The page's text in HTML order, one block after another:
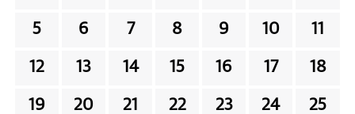
5 6 7 8 9 10 11
12 13 14 15 16 17 18
19 20 21 22 23 24 25